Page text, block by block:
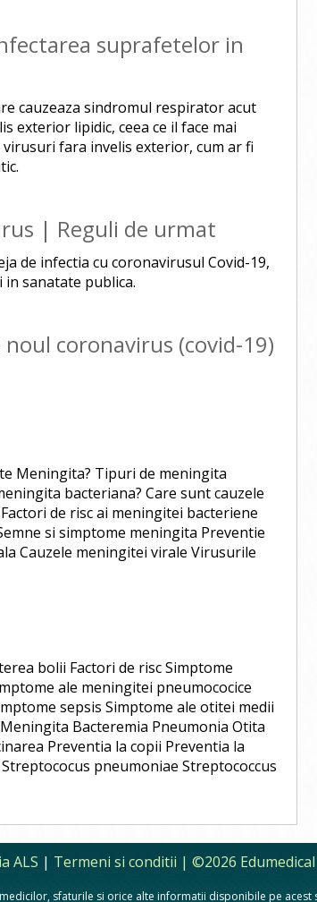
suprafetelor in
cauzeaza sindromul respirator acut
exterior lipidic, ceea ce il face mai
fara invelis exterior, cum ar fi
| Reguli de urmat
de infectia cu coronavirusul Covid-19,
sanatate publica.
coronavirus (covid-19)
Meningita? Tipuri de meningita
bacteriana? Care sunt cauzele
de risc ai meningitei bacteriene
si simptome meningita Preventie
Cauzele meningitei virale Virusurile
bolii Factori de risc Simptome
ale meningitei pneumococice
sepsis Simptome ale otitei medii
Bacteremia Pneumonia Otita
Preventia la copii Preventia la
pneumoniae Streptococcus
ALS | Termeni si conditii | ©2026 Edumedical
sfaturile si orice alte informatii disponibile pe